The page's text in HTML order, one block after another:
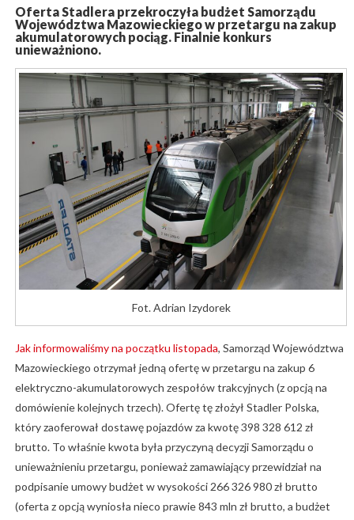
Oferta Stadlera przekroczyła budżet Samorządu
Województwa Mazowieckiego w przetargu na zakup
akumulatorowych pociąg. Finalnie konkurs
unieważniono.
Fot. Adrian Izydorek
Jak informowaliśmy na początku listopada, Samorząd Województwa
Mazowieckiego otrzymał jedną ofertę w przetargu na zakup 6
elektryczno-akumulatorowych zespołów trakcyjnych (z opcją na
domówienie kolejnych trzech). Ofertę tę złożył Stadler Polska,
który zaoferował dostawę pojazdów za kwotę 398 328 612 zł
brutto. To właśnie kwota była przyczyną decyzji Samorządu o
unieważnieniu przetargu, ponieważ zamawiający przewidział na
podpisanie umowy budżet w wysokości 266 326 980 zł brutto
(oferta z opcją wyniosła nieco prawie 843 mln zł brutto, a budżet